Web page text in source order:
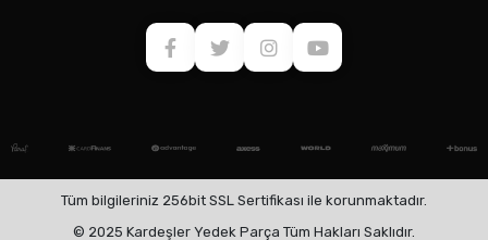
Tüm bilgileriniz 256bit SSL Sertifikası ile korunmaktadır.
© 2025 Kardeşler Yedek Parça Tüm Hakları Saklıdır.